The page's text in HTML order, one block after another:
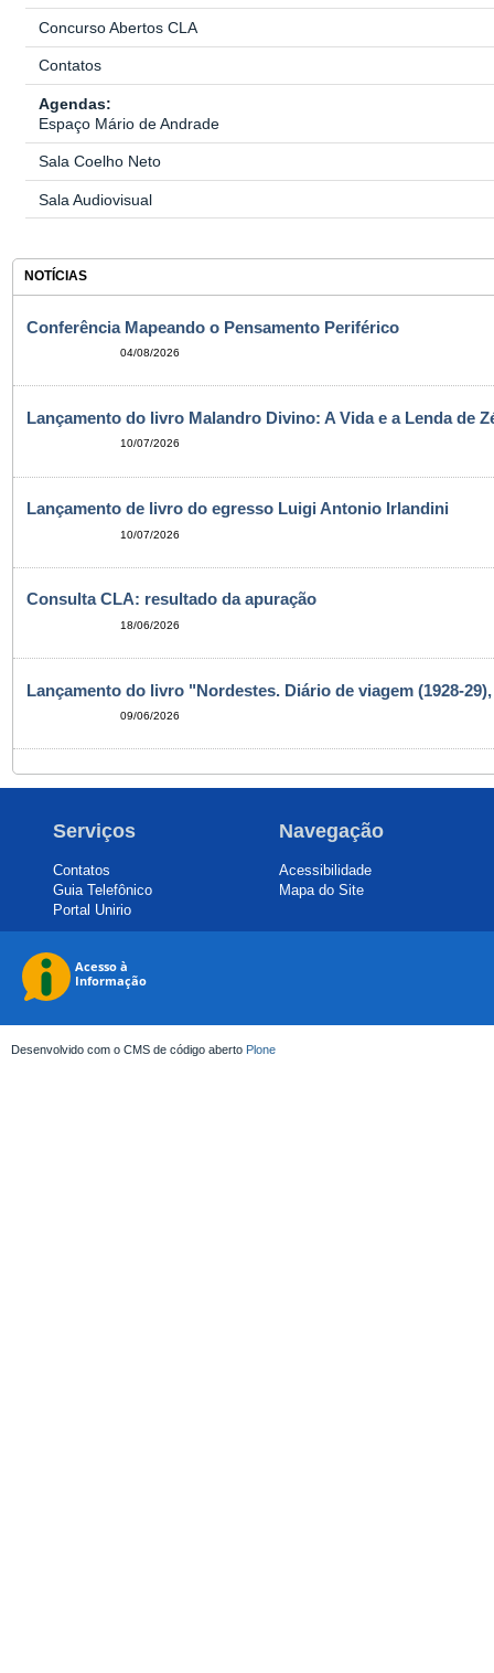
Concurso Abertos CLA
Contatos
Agendas:
Espaço Mário de Andrade
Sala Coelho Neto
Sala Audiovisual
NOTÍCIAS
Conferência Mapeando o Pensamento Periférico
04/08/2026
Lançamento do livro Malandro Divino: A Vida e a Lenda de
10/07/2026
Lançamento de livro do egresso Luigi Antonio Irlandini
10/07/2026
Consulta CLA: resultado da apuração
18/06/2026
Lançamento do livro "Nordestes. Diário de viagem (1928-
09/06/2026
Serviços
Contatos
Guia Telefônico
Portal Unirio
Navegação
Acessibilidade
Mapa do Site
Desenvolvido com o CMS de código aberto Plone